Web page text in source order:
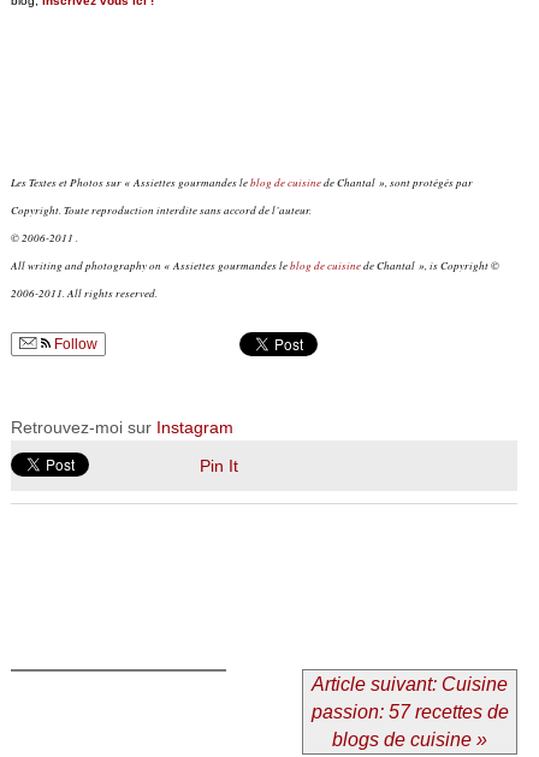
Les Textes et Photos sur « Assiettes gourmandes leblog de cuisinede Chantal », sont protégés par
Copyright. Toute reproduction interdite sans accord de l’auteur.
© 2006-2011 .
All writing and photography on « Assiettes gourmandes leblog de cuisinede Chantal », is Copyright ©
2006-2011. All rights reserved.
Follow
Retrouvez-moi sur Instagram
Pin It
Article suivant: Cuisine
passion: 57 recettes de
blogs de cuisine »